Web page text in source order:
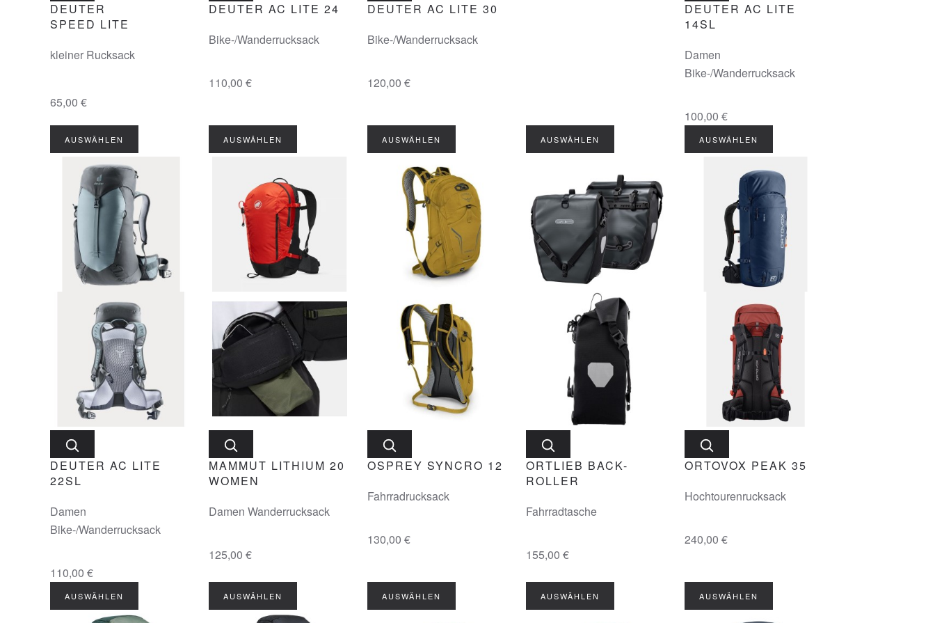
DEUTER
SPEED LITE
kleiner Rucksack
65,00 €
AUSWÄHLEN
DEUTER AC LITE 24
Bike-/Wanderrucksack
110,00 €
AUSWÄHLEN
DEUTER AC LITE 30
Bike-/Wanderrucksack
120,00 €
AUSWÄHLEN AUSWÄHLEN
DEUTER AC LITE
14SL
Damen
Bike-/Wanderrucksack
100,00 €
AUSWÄHLEN
DEUTER AC LITE
22SL
Damen
Bike-/Wanderrucksack
110,00 €
AUSWÄHLEN
MAMMUT LITHIUM 20
WOMEN
Damen Wanderrucksack
125,00 €
AUSWÄHLEN
OSPREY SYNCRO 12
Fahrradrucksack
130,00 €
ORTLIEB BACK-
ROLLER
Fahrradtasche
155,00 €
AUSWÄHLEN
ORTOVOX PEAK 35
Hochtourenrucksack
240,00 €
AUSWÄHLEN